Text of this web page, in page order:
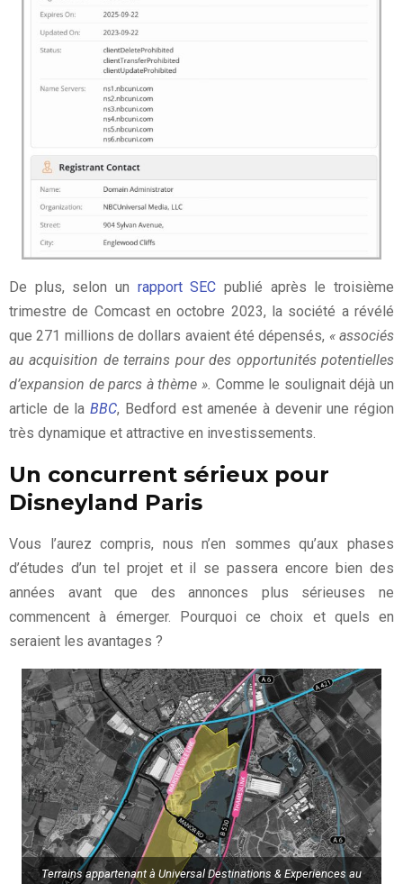
De plus, selon un rapport SEC publié après le troisième
trimestre de Comcast en octobre 2023, la société a révélé
que 271 millions de dollars avaient été dépensés, « associés
au acquisition de terrains pour des opportunités potentielles
d’expansion de parcs à thème ». Comme le soulignait déjà un
article de la BBC, Bedford est amenée à devenir une région
très dynamique et attractive en investissements.
Un concurrent sérieux pour
Disneyland Paris
Vous l’aurez compris, nous n’en sommes qu’aux phases
d’études d’un tel projet et il se passera encore bien des
années avant que des annonces plus sérieuses ne
commencent à émerger. Pourquoi ce choix et quels en
seraient les avantages ?
Terrains appartenant à Universal Destinations & Experiences au